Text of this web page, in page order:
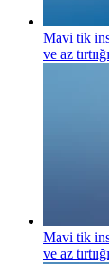
Mavi tik
ve az
Mavi tik
ve az